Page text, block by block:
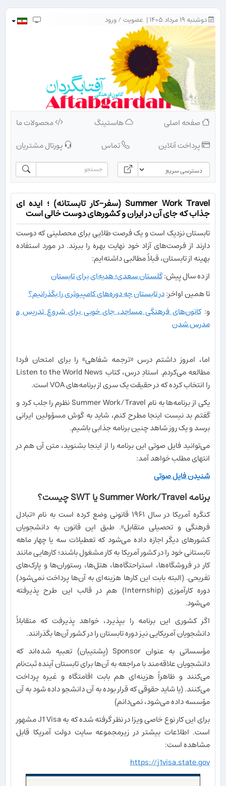
دوشنبه ۱۹ مرداد ۱۴۰۵ | عضویت/ورود
صفحه اصلی هاستینگ
محصولات ما
پرداخت آنلاین
تماس پورتال مشتریان
Summer Work Travel (سفر-کار تابستانه) ؛ ایده ای
جذاب که جای آن در ایران و کشورهای دوست خالی است
تابستان نزدیک است و یک فرصت طلایی برای محصلینی که دوست
دارند از فرصت‌های آزاد خود نهایت بهره را ببرند. در مورد استفاده
بهینه از تابستان، قبلاً مطالبی داشته‌ایم:
از ده سال پیش:گلستان سعدی؛ هدیه‌ای برای تابستان
تا همین اواخر:در تابستان چه دوره‌های کامپیوتری را بگذرانیم؟
و:کانون‌های فرهنگی مساجد، جای خوبی برای شروع تدریس و
مدرس شدن
اما، امروز داشتم درس «ترجمه شفاهی» را برای امتحان فردا
مطالعه می‌کردم. استادِ درس، کتاب Listen to the World News
را انتخاب کرده که در حقیقت یک سری از برنامه‌های VOA است.
یکی از برنامه‌ها به نام Summer Work/Travel نظرم را جلب کرد و
گفتم بد نیست اینجا مطرح کنم، شاید به گوش مسؤولین ایرانی
برسد و یک روز شاهد چنین برنامه جذابی باشیم.
می‌توانید فایل صوتی این برنامه را از اینجا بشنوید، متن آن هم در
انتهای مطلب خواهد آمد:
شنیدن فایل صوتی
برنامه Summer Work/Travel یا SWT چیست؟
کنگره آمریکا در سال ۱۹۶۱ قانونی وضع کرده است به نام «تبادل
فرهنگی و تحصیلی متقابل». طبق این قانون به دانشجویان
کشورهای دیگر اجازه داده می‌شود که تعطیلات سه یا چهار ماهه
تابستانی خود را در کشور آمریکا به کار مشغول باشند؛ کارهایی مانند
کار در فروشگاه‌ها، استراحتگاه‌ها، هتل‌ها، رستوران‌ها و پارک‌های
تفریحی. (البته بابت این کارها هزینه‌ای به آن‌ها پرداخت نمی‌شود)
دوره کارآموزی (Internship) هم در قالب این طرح پذیرفته
می‌شود.
اگر کشوری این برنامه را بپذیرد، خواهد پذیرفت که متقابلاً
دانشجویان آمریکایی نیز دوره تابستان را در کشور آن‌ها بگذرانند.
مؤسساتی به عنوان Sponsor (پشتیبان) تعبیه شده‌اند که
دانشجویان علاقه‌مند با مراجعه به آن‌ها برای تابستان آینده ثبت‌نام
می‌کنند و ظاهراً هزینه‌ای هم بابت اقامتگاه و غیره پرداخت
می‌کنند. (یا شاید حقوقی که قرار بوده به آن دانشجو داده شود به آن
مؤسسه داده می‌شود، نمی‌دانم)
برای این کار نوع خاصی ویزا در نظر گرفته شده که به J1 Visa مشهور
است. اطلاعات بیشتر در زیرمجموعه سایت دولت آمریکا قابل
مشاهده است:
https://j1visa.state.gov